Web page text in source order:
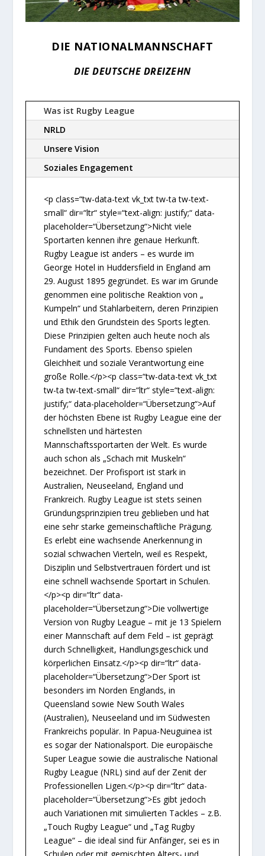
DIE NATIONALMANNSCHAFT
DIE DEUTSCHE DREIZEHN
Was ist Rugby League
NRLD
Unsere Vision
Soziales Engagement
<p class=“tw-data-text vk_txt tw-ta tw-text-
small“ dir=“ltr“ style=“text-align: justify;“ data-
placeholder=“Übersetzung“>Nicht viele
Sportarten kennen ihre genaue Herkunft.
Rugby League ist anders – es wurde im
George Hotel in Huddersfield in England am
29. August 1895 gegründet. Es war im Grunde
genommen eine politische Reaktion von „
Kumpeln“ und Stahlarbeitern, deren Prinzipien
und Ethik den Grundstein des Sports legten.
Diese Prinzipien gelten auch heute noch als
Fundament des Sports. Ebenso spielen
Gleichheit und soziale Verantwortung eine
große Rolle.</p><p class=“tw-data-text vk_txt
tw-ta tw-text-small“ dir=“ltr“ style=“text-align:
justify;“ data-placeholder=“Übersetzung“>Auf
der höchsten Ebene ist Rugby League eine der
schnellsten und härtesten
Mannschaftssportarten der Welt. Es wurde
auch schon als „Schach mit Muskeln“
bezeichnet. Der Profisport ist stark in
Australien, Neuseeland, England und
Frankreich. Rugby League ist stets seinen
Gründungsprinzipien treu geblieben und hat
eine sehr starke gemeinschaftliche Prägung.
Es erlebt eine wachsende Anerkennung in
sozial schwachen Vierteln, weil es Respekt,
Disziplin und Selbstvertrauen fördert und ist
eine schnell wachsende Sportart in Schulen.
</p><p dir=“ltr“ data-
placeholder=“Übersetzung“>Die vollwertige
Version von Rugby League – mit je 13 Spielern
einer Mannschaft auf dem Feld – ist geprägt
durch Schnelligkeit, Handlungsgeschick und
körperlichen Einsatz.</p><p dir=“ltr“ data-
placeholder=“Übersetzung“>Der Sport ist
besonders im Norden Englands, in
Queensland sowie New South Wales
(Australien), Neuseeland und im Südwesten
Frankreichs populär. In Papua-Neuguinea ist
es sogar der Nationalsport. Die europäische
Super League sowie die australische National
Rugby League (NRL) sind auf der Zenit der
Professionellen Ligen.</p><p dir=“ltr“ data-
placeholder=“Übersetzung“>Es gibt jedoch
auch Variationen mit simulierten Tackles – z.B.
„Touch Rugby League“ und „Tag Rugby
League“ – die ideal sind für Anfänger, sei es in
Schulen oder mit gemischten Alters- und